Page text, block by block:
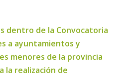
dentro de la Convocatoria
a ayuntamientos y
menores de la provincia
la realización de